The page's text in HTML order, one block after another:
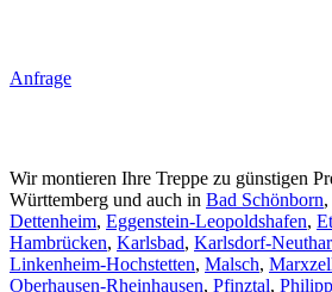
Anfrage
Wir montieren Ihre Treppe zu günstigen
Württemberg und auch in Bad Schönborn,
Dettenheim, Eggenstein-Leopoldshafen,
Hambrücken, Karlsbad, Karlsdorf-
Linkenheim-Hochstetten, Malsch,
Oberhausen-Rheinhausen, Pfinztal,